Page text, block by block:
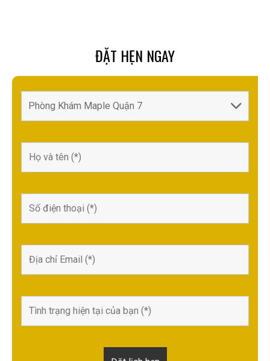
k
Li e
ĐẶT HẸN NGAY